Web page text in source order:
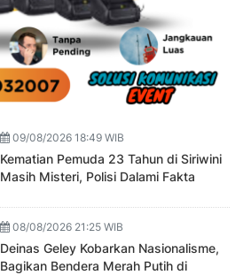
09/08/2026 18:49 WIB
Kematian Pemuda 23 Tahun di Siriwini
Masih Misteri, Polisi Dalami Fakta
08/08/2026 21:25 WIB
Deinas Geley Kobarkan Nasionalisme,
Bagikan Bendera Merah Putih di